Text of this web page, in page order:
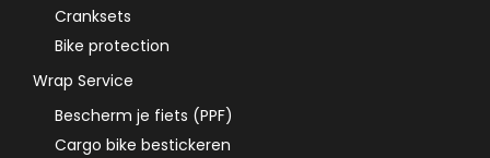
Cranksets
Bike protection
Wrap Service
Bescherm je fiets (PPF)
Cargo bike bestickeren